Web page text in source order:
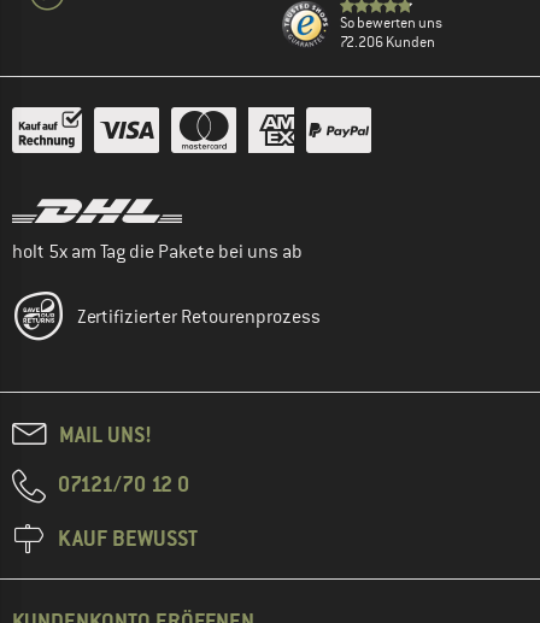
So bewerten uns
72.206 Kunden
holt 5x am Tag die Pakete bei uns ab
Zertifizierter Retourenprozess
MAIL UNS!
07121/70 12 0
KAUF BEWUSST